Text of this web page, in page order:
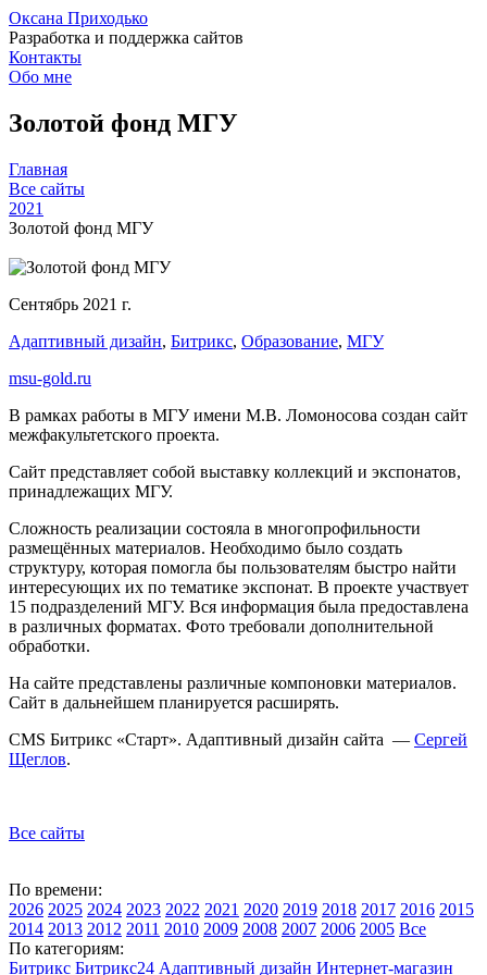
Оксана Приходько
Разработка и поддержка сайтов
Контакты
Обо мне
Золотой фонд МГУ
Главная
Все сайты
2021
Золотой фонд МГУ
Сентябрь 2021 г.
Адаптивный дизайн, Битрикс, Образование, МГУ
msu-gold.ru
В рамках работы в МГУ имени М.В. Ломоносова создан сайт
межфакультетского проекта.
Сайт представляет собой выставку коллекций и экспонатов,
принадлежащих МГУ.
Сложность реализации состояла в многопрофильности
размещённых материалов. Необходимо было создать
структуру, которая помогла бы пользователям быстро найти
интересующих их по тематике экспонат. В проекте участвует
15 подразделений МГУ. Вся информация была предоставлена
в различных форматах. Фото требовали дополнительной
обработки.
На сайте представлены различные компоновки материалов.
Сайт в дальнейшем планируется расширять.
CMS Битрикс «Старт». Адаптивный дизайн сайта — Сергей
Щеглов.
Все сайты
По времени:
2026 2025 2024 2023 2022 2021 2020 2019 2018 2017 2016 2015
2014 2013 2012 2011 2010 2009 2008 2007 2006 2005 Все
По категориям:
Битрикс Битрикс24 Адаптивный дизайн Интернет-магазин